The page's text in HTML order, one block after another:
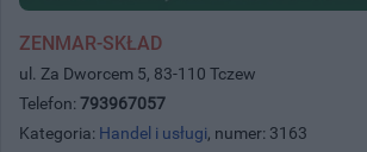
ZENMAR-SKŁAD
ul. Za Dworcem 5, 83-110 Tczew
Telefon: 793967057
Kategoria: Handel i usługi, numer: 3163